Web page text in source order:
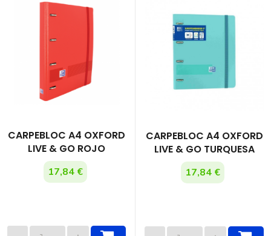
CARPEBLOC A4 OXFORD
LIVE & GO ROJO
17,84 €
CARPEBLOC A4 OXFORD
LIVE & GO TURQUESA
17,84 €